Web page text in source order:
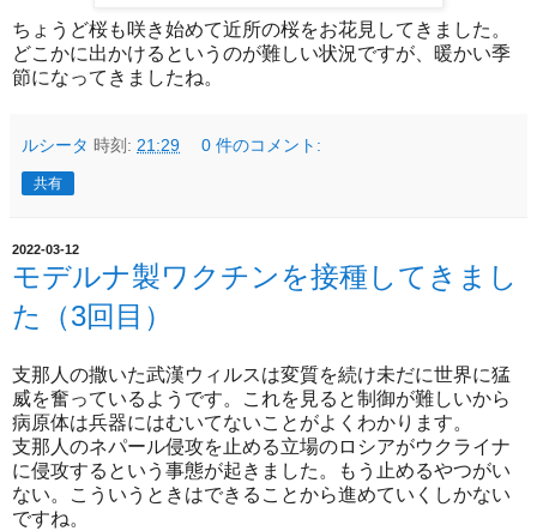
ちょうど桜も咲き始めて近所の桜をお花見してきました。
どこかに出かけるというのが難しい状況ですが、暖かい季
節になってきましたね。
ルシータ 時刻: 21:29 0 件のコメント:
共有
2022-03-12
モデルナ製ワクチンを接種してきまし
た（3回目）
支那人の撒いた武漢ウィルスは変質を続け未だに世界に猛
威を奮っているようです。これを見ると制御が難しいから
病原体は兵器にはむいてないことがよくわかります。
支那人のネパール侵攻を止める立場のロシアがウクライナ
に侵攻するという事態が起きました。もう止めるやつがい
ない。こういうときはできることから進めていくしかない
ですね。